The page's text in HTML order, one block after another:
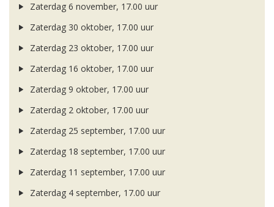
Zaterdag 6 november, 17.00 uur
Zaterdag 30 oktober, 17.00 uur
Zaterdag 23 oktober, 17.00 uur
Zaterdag 16 oktober, 17.00 uur
Zaterdag 9 oktober, 17.00 uur
Zaterdag 2 oktober, 17.00 uur
Zaterdag 25 september, 17.00 uur
Zaterdag 18 september, 17.00 uur
Zaterdag 11 september, 17.00 uur
Zaterdag 4 september, 17.00 uur